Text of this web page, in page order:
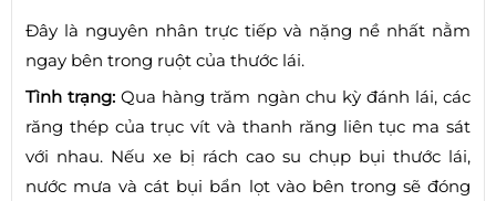
Đây là nguyên nhân trực tiếp và nặng nề nhất nằm
ngay bên trong ruột của thước lái.
Tình trạng: Qua hàng trăm ngàn chu kỳ đánh lái, các
răng thép của trục vít và thanh răng liên tục ma sát
với nhau. Nếu xe bị rách cao su chụp bụi thước lái,
nước mưa và cát bụi bẩn lọt vào bên trong sẽ đóng